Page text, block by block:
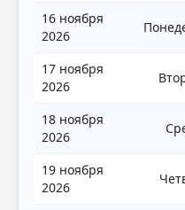
16 ноября
2026
17 ноября
2026
18 ноября
2026
19 ноября
2026